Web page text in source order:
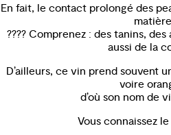
En fait, le contact prolongé des
???? Comprenez : des tanins,
aussi de la
D’ailleurs, ce vin prend souvent
voire
d’où son nom de
Vous connaissez